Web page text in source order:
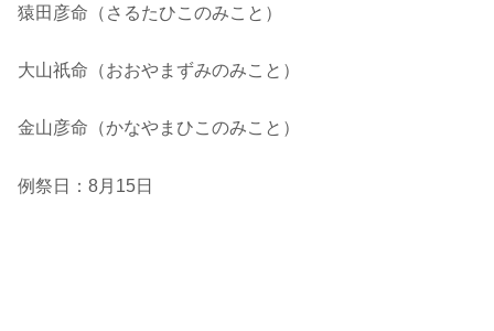
猿田彦命（さるたひこのみこと）
大山祇命（おおやまずみのみこと）
金山彦命（かなやまひこのみこと）
例祭日：8月15日